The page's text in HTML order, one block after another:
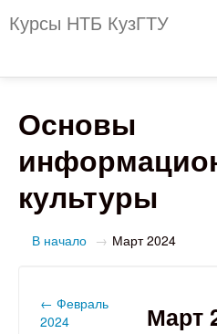
Курсы НТБ КузГТУ
Электронный каталог
Интерактивная схема
Электронные ресурсы
Основы
культуры
В начало → Март 2024
← Февраль
2024
Март